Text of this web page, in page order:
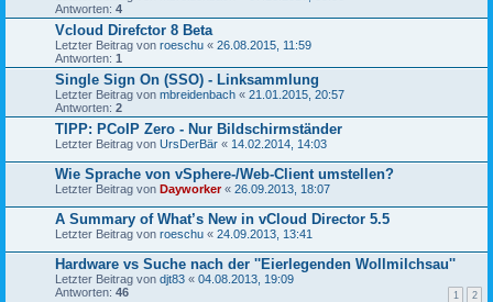
Antworten: 4
Vcloud Direfctor 8 Beta
Letzter Beitrag von roeschu « 26.08.2015, 11:59
Antworten: 1
Single Sign On (SSO) - Linksammlung
Letzter Beitrag von mbreidenbach « 21.01.2015, 20:57
Antworten: 2
TIPP: PCoIP Zero - Nur Bildschirmständer
Letzter Beitrag von UrsDerBär « 14.02.2014, 14:03
Wie Sprache von vSphere-/Web-Client umstellen?
Letzter Beitrag von Dayworker« 26.09.2013, 18:07
A Summary of What’s New in vCloud Director 5.5
Letzter Beitrag von roeschu « 24.09.2013, 13:41
Hardware vs Suche nach der ''Eierlegenden Wollmilchsau''
Letzter Beitrag von djt83 « 04.08.2013, 19:09
Antworten: 46 1 2